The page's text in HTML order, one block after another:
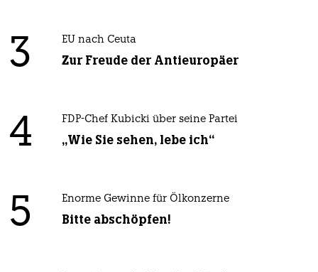
3 EU nach Ceuta
Zur Freude der Antieuropäer
4 FDP-Chef Kubicki über seine Partei
„Wie Sie sehen, lebe ich“
5 Enorme Gewinne für Ölkonzerne
Bitte abschöpfen!